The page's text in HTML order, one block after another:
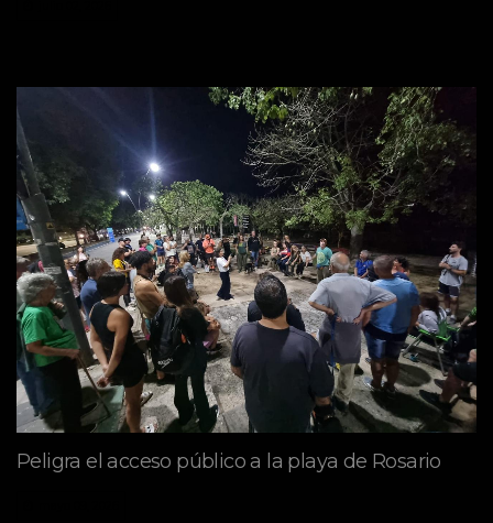
Peligra el acceso público a la playa de Rosario